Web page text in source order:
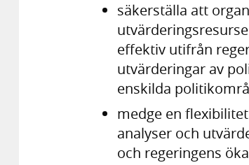
säkerställa att
effektiv utifrån
utvärderingar av
enskilda
medge en
analyser och
och regeringens